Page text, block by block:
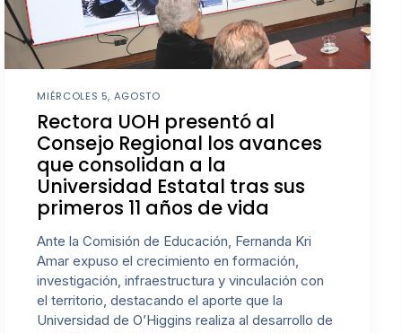
MIÉRCOLES 5, AGOSTO
Rectora UOH presentó al
Consejo Regional los avances
que consolidan a la
Universidad Estatal tras sus
primeros 11 años de vida
Ante la Comisión de Educación, Fernanda Kri
Amar expuso el crecimiento en formación,
investigación, infraestructura y vinculación con
el territorio, destacando el aporte que la
Universidad de O’Higgins realiza al desarrollo de